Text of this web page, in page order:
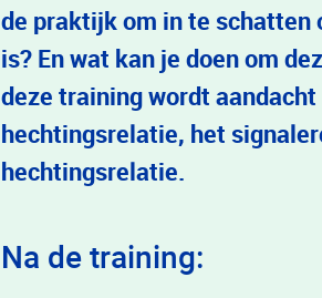
de praktijk om in te schatten
is? En wat kan je doen om
deze training wordt
hechtingsrelatie, het
hechtingsrelatie.
Na de training: